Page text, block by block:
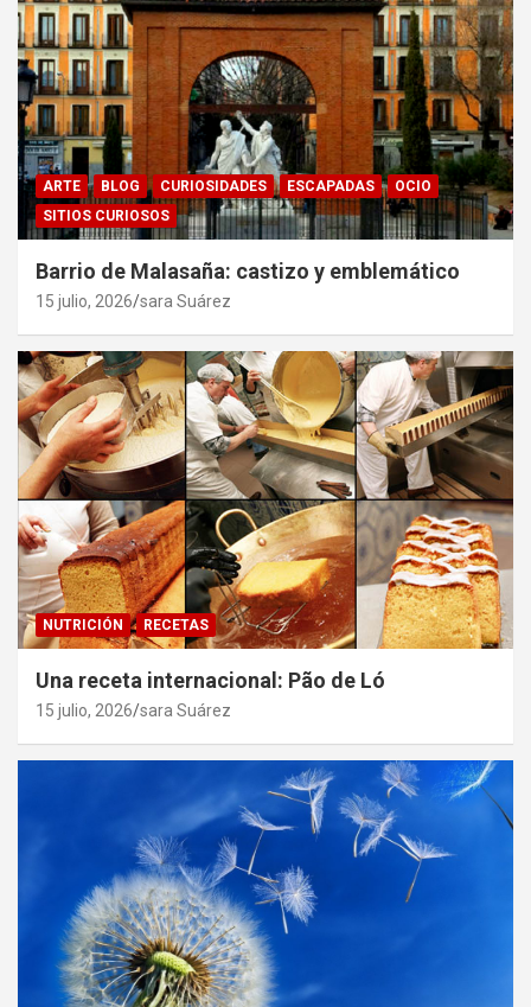
ARTE BLOG CURIOSIDADES ESCAPADAS
OCIO
SITIOS CURIOSOS
Barrio de Malasaña: castizo y emblemático
15 julio, 2026 sara Suárez
NUTRICIÓN RECETAS
Una receta internacional: Pão de Ló
15 julio, 2026 sara Suárez